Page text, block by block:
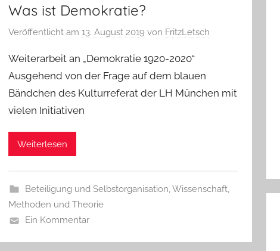
Was ist Demokratie?
Veröffentlicht am13. August 2019 von FritzLetsch
Weiterarbeit an „Demokratie 1920-2020“
Ausgehend von der Frage auf dem blauen
Bändchen des Kulturreferat der LH München mit
vielen Initiativen
Weiterlesen
Beteiligung und Selbstorganisation,Wissenschaft,
Methoden und Theorie
Ein Kommentar